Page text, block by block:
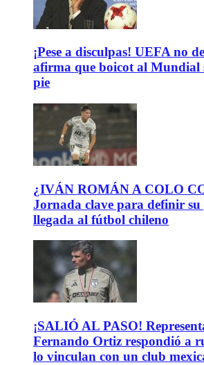
¡Pese a disculpas! UEFA no
afirma que boicot al Mundial
pie
¿IVÁN ROMÁN A COLO
Jornada clave para definir su
llegada al fútbol chileno
¡SALIÓ AL PASO!
Fernando Ortiz respondió a
lo vinculan con un club